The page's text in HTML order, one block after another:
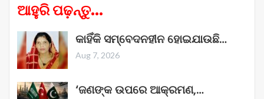
ଆହୁରି ପଢ଼ନ୍ତୁ...
କାହିଁକି ସମ୍ବେଦନହୀନ ହୋଇଯାଉଛି…
Aug 7, 2026
‘ଜଣଙ୍କ ଉପରେ ଆକ୍ରମଣ,…